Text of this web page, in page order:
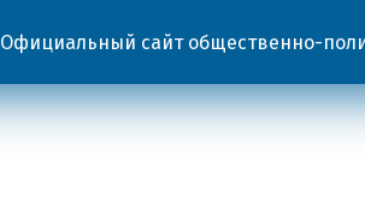
Официальный сайт общественно-